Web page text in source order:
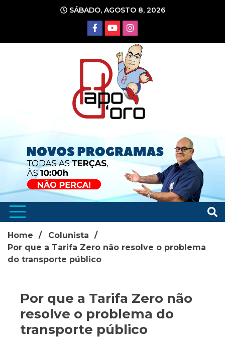
conteúdo
SÁBADO, AGOSTO 8, 2026
Home
Colunista
Por que a Tarifa Zero não resolve o problema
do transporte público
Por que a Tarifa Zero não
resolve o problema do
transporte público